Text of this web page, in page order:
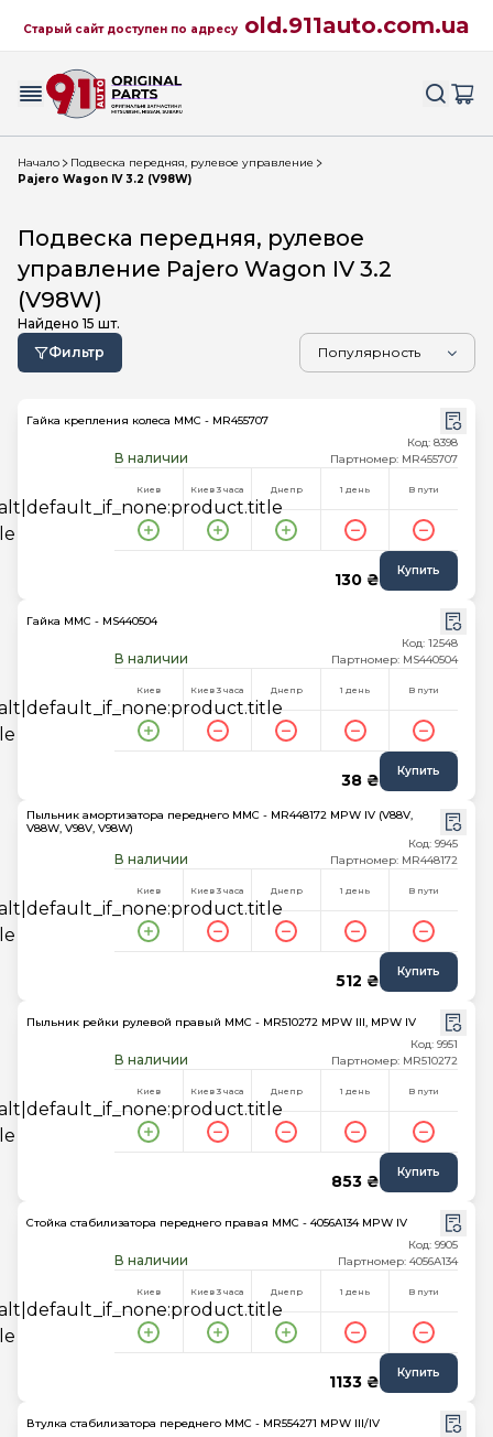
Старый сайт доступен по адресу old.911auto.com.ua
Начало
Подвеска передняя, рулевое управление
Pajero Wagon IV 3.2 (V98W)
Подвеска передняя, рулевое
управление Pajero Wagon IV 3.2
(V98W)
Найдено 15 шт.
Фильтр
Гайка крепления колеса MMC - MR455707
В наличии
Код: 8398
Партномер: MR455707
Киев Киев 3 часа Днепр 1 день В пути
130 ₴ Купить
Гайка MMC - MS440504
В наличии
Код: 12548
Партномер: MS440504
Киев Киев 3 часа Днепр 1 день В пути
38 ₴ Купить
Пыльник амортизатора переднего MMC - MR448172 MPW IV (V88V,
V88W, V98V, V98W)
В наличии
Код: 9945
Партномер: MR448172
Киев Киев 3 часа Днепр 1 день В пути
512 ₴ Купить
Пыльник рейки рулевой правый MMC - MR510272 MPW III, MPW IV
В наличии
Код: 9951
Партномер: MR510272
Киев Киев 3 часа Днепр 1 день В пути
853 ₴ Купить
Стойка стабилизатора переднего правая MMC - 4056A134 MPW IV
В наличии
Код: 9905
Партномер: 4056A134
Киев Киев 3 часа Днепр 1 день В пути
1133 ₴ Купить
Втулка стабилизатора переднего MMC - MR554271 MPW III/IV